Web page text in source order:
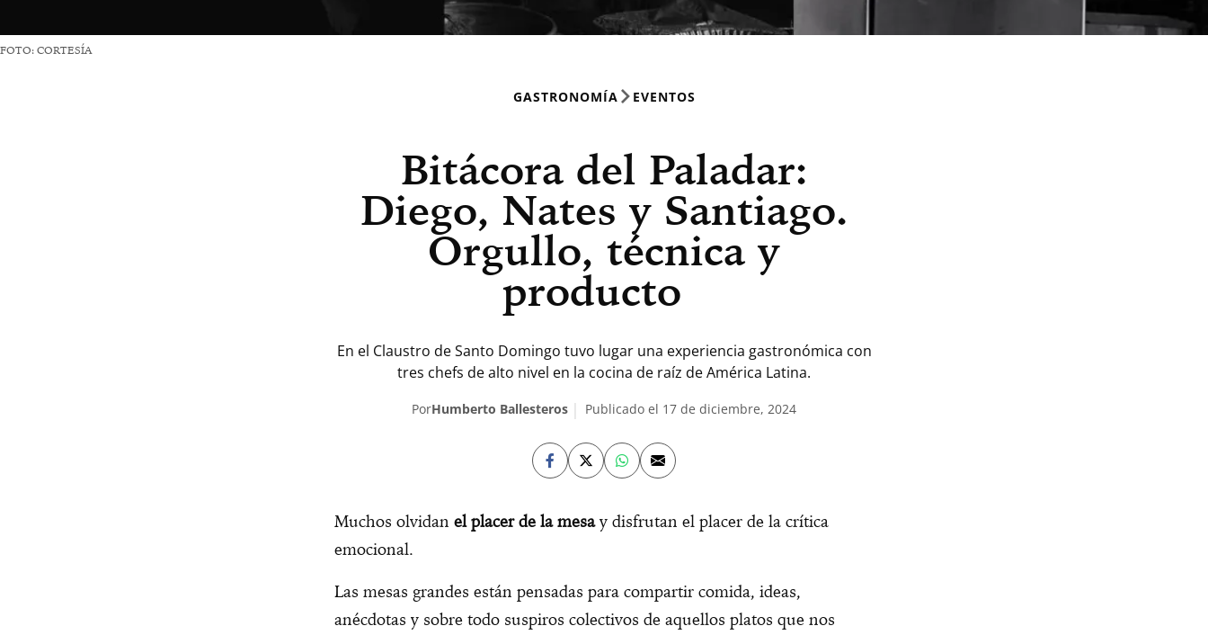
FOTO: CORTESÍA
GASTRONOMÍA EVENTOS
Bitácora del Paladar:
Diego, Nates y Santiago.
Orgullo, técnica y
producto
En el Claustro de Santo Domingo tuvo lugar una experiencia gastronómica con
tres chefs de alto nivel en la cocina de raíz de América Latina.
PorHumberto Ballesteros Publicado el 17 de diciembre, 2024
Muchos olvidan el placer de la mesay disfrutan el placer de la crítica
emocional.
Las mesas grandes están pensadas para compartir comida, ideas,
anécdotas y sobre todo suspiros colectivos de aquellos platos que nos